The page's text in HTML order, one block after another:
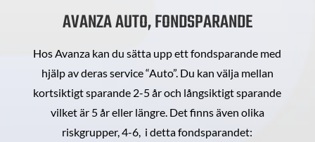
AVANZA AUTO, FONDSPARANDE
Hos Avanza kan du sätta upp ett fondsparande med
hjälp av deras service “Auto”. Du kan välja mellan
kortsiktigt sparande 2-5 år och långsiktigt sparande
vilket är 5 år eller längre. Det finns även olika
riskgrupper, 4-6, i detta fondsparandet: